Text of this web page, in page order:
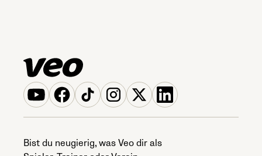
Bist du neugierig, was Veo dir als